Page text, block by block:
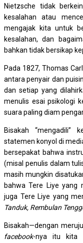
Nietzsche tidak
kesalahan atau
mengajak kita untuk
kesalahan, dan
bahkan tidak bersikap
Pada 1827, Thomas
antara penyair dan
dan setiap yang
menulis esai psikologi
suara paling diam
Bisakah “mengadili”
statemen konyol di
bersepakat bahwa
(misal penulis dalam
masih mungkin
bahwa Tere Liye yang
juga Tere Liye yang
Tanduk, Rembulan
Bisakah—dengan
facebook-nya itu kita